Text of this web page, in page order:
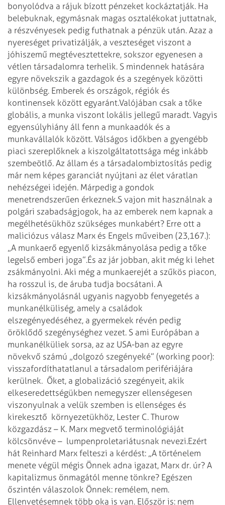
bonyolódva a rájuk bízott pénzeket kockáztatják. Ha
belebuknak, egymásnak magas osztalékokat juttatnak,
a részvényesek pedig futhatnak a pénzük után. Azaz a
nyereséget privatizálják, a veszteséget viszont a
jóhiszemű megtévesztettekre, sokszor egyenesen a
vétlen társadalomra terhelik. S mindennek hatására
egyre növekszik a gazdagok és a szegények közötti
különbség. Emberek és országok, régiók és
kontinensek között egyaránt.Valójában csak a tőke
globális, a munka viszont lokális jellegű maradt. Vagyis
egyensúlyhiány áll fenn a munkaadók és a
munkavállalók között. Válságos időkben a gyengébb
piaci szereplőknek a kiszolgáltatottsága még inkább
szembeötlő. Az állam és a társadalombiztosítás pedig
már nem képes garanciát nyújtani az élet váratlan
nehézségei idején. Márpedig a gondok
menetrendszerűen érkeznek.S vajon mit használnak a
polgári szabadságjogok, ha az emberek nem kapnak a
megélhetésükhöz szükséges munkabért? Erre ott a
maliciózus válasz Marx és Engels műveiben (23,167.):
„A munkaerő egyenlő kizsákmányolása pedig a tőke
legelső emberi joga”.És az jár jobban, akit még ki lehet
zsákmányolni. Aki még a munkaerejét a szűkös piacon,
ha rosszul is, de áruba tudja bocsátani. A
kizsákmányolásnál ugyanis nagyobb fenyegetés a
munkanélküliség, amely a családok
elszegényedéséhez, a gyermekek révén pedig
öröklődő szegénységhez vezet. S ami Európában a
munkanélküliek sorsa, az az USA-ban az egyre
növekvő számú „dolgozó szegényeké” (working poor):
visszafordíthatatlanul a társadalom perifériájára
kerülnek. Őket, a globalizáció szegényeit, akik
elkeseredettségükben nem­egyszer ellenségesen
viszonyulnak a velük szemben is ellenséges és
kirekesztő környezetükhöz, Lester C. Thurow
közgazdász – K. Marx megvető terminológiáját
kölcsönvéve – lumpenproletariátusnak nevezi.Ezért
hát Reinhard Marx felteszi a kérdést: „A történelem
menete végül mégis Önnek adna igazat, Marx dr. úr? A
kapitalizmus önmagától menne tönkre? Egészen
őszintén válaszolok Önnek: remélem, nem.
Ellenvetésemnek több oka is van. Először is: nem